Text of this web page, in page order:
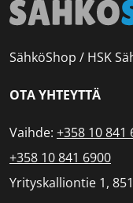
SähköShop / HSK
OTA YHTEYTTÄ
Vaihde: +358 10 841
+358 10 841 6900
Yrityskalliontie 1,